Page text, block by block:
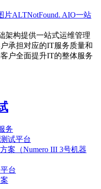
AIO一站
架构提供一站式运维管理
承担对应的IT服务质量和
户全面提升IT的整体服务
务
试平台
案（Numero III 3号机器
台